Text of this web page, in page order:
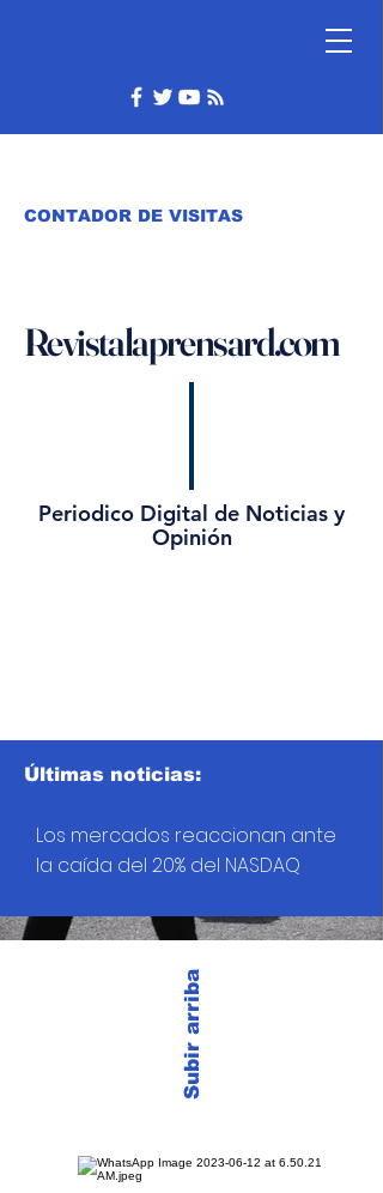
CONTADOR DE VISITAS
Revistalaprensard.com
Periodico Digital de Noticias y
Opinión
Subir arriba
Últimas noticias:
Los mercados reaccionan ante
la caída del 20% del NASDAQ